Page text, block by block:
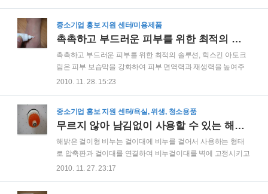
LED스탠드를 설치해 주면 아이들의 건강 걱정을 다소나마 덜
수 있을 것이라고 생각합니다. 오렉스 바이러스킬러 LED스탠
드는 눈을 피로하게 하는 자외선이 없고, 빛 떨림 현상이 없어
자녀의 학습능률을 향상시켜주고, 초절전, 반영구적 수명의 친
중소기업 홍보 지원 센터/미용제품
촉촉하고 부드러운 피부를 위한 최적의 솔루션, 힉스킨 아토크림
촉촉하고 부드러운 피부를 위한 최적의 솔루션, 힉스킨 아토크
림은 피부 보습막을 강화하여 피부 면역력과 재생력을 높여주
는 건조하고 민감한 피부에 탁월한 효과가 있는 무스테로이드
어 건조하고 민감한 피부에 탁월한 효과가 있으며, 오메가-3가
함유되어 있는 아사이베리가 고농축 되어 있어 염증을 억제해
주는 항알레르기 작용을 하고, 아사이베리에 다량으로 함유되
어 있는 폴리페놀은 아토피를 일으키는 사이토카인이라는 효소
2010. 11. 28. 15:23
중소기업 홍보 지원 센터/욕실, 위생, 청소용품
무르지 않아 남김없이 사용할 수 있는 해밝은 걸이형 비누
해밝은 걸이형 비누는 걸이대에 비누를 걸어서 사용하는 형태
로 압축판과 걸이대를 연결하여 비누걸이대를 벽에 고정시키고
비누를 걸어서 사용하는 새로운 개념의 비누입니다. 기존의 비
2010. 11. 27. 23:17